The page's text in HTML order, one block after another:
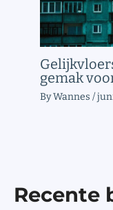
gemak
ByWannes /
Recente